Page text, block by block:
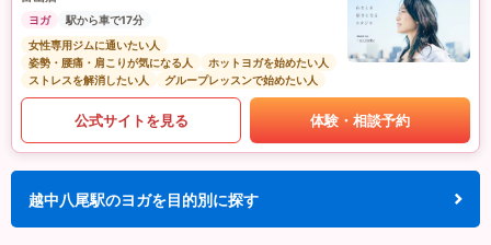
ヨガ
駅から車で17分
女性専用ジムに通いたい人
姿勢・腰痛・肩こりが気になる人
ホットヨガを始めたい人
ストレスを解消したい人
グループレッスンで始めたい人
公式サイトを見る 体験・相談予約
越中八尾駅のヨガを目的別に探す